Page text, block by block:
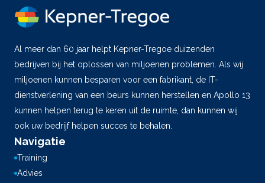
Al meer dan 60 jaar helpt Kepner-Tregoe duizenden
bedrijven bij het oplossen van miljoenen problemen. Als wij
miljoenen kunnen besparen voor een fabrikant, de IT-
dienstverlening van een beurs kunnen herstellen en Apollo 13
kunnen helpen terug te keren uit de ruimte, dan kunnen wij
ook uw bedrijf helpen succes te behalen.
Navigatie
Training
Advies